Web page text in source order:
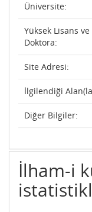
Üniversite:
Yüksek Lisans ve
Doktora:
Site Adresi:
İlgilendiği
Diğer Bilgiler:
İlham-i